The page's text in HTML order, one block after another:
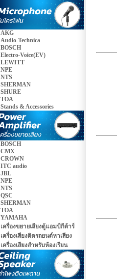
AKG
Audio-Technica
BOSCH
Electro-Voice(EV)
LEWITT
NPE
NTS
SHERMAN
SHURE
TOA
Stands & Accessories
BOSCH
CMX
CROWN
ITC audio
JBL
NPE
NTS
QSC
SHERMAN
TOA
YAMAHA
เครื่องขยายเสียงตู้แอมป์กีต้าร์
เครื่องเสียงติดรถยนต์หาเสียง
เครื่องเสียงสำหรับห้องเรียน